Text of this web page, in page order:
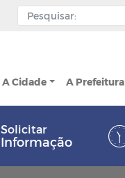
A Cidade A Prefeitura
Solicitar
Informação